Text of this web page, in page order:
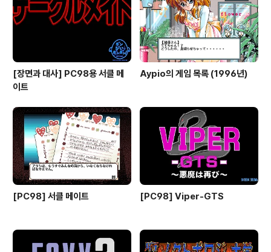
[장면과 대사] PC98용 서클 메
이트
Aypio의 게임 목록 (1996년)
[PC98] 서클 메이트 [PC98] Viper-GTS